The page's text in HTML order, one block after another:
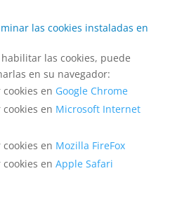
las cookies instaladas en
las cookies, puede
en su navegador:
en Google Chrome
en Microsoft Internet
en Mozilla FireFox
en Apple Safari